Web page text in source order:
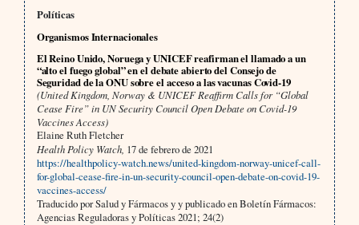
Políticas
Organismos Internacionales
El Reino Unido, Noruega y UNICEF reafirman el llamado a un
“alto el fuego global” en el debate abierto del Consejo de
Seguridad de la ONU sobre el acceso a las vacunas Covid-19
(United Kingdom, Norway & UNICEF Reaffirm Calls for “Global
Cease Fire” in UN Security Council Open Debate on Covid-19
Vaccines Access)
Elaine Ruth Fletcher
Health Policy Watch, 17 de febrero de 2021
https://healthpolicy-watch.news/united-kingdom-norway-unicef-call-
for-global-cease-fire-in-un-security-council-open-debate-on-covid-19-
vaccines-access/
Traducido por Salud y Fármacos y y publicado en Boletín Fármacos:
Agencias Reguladoras y Políticas 2021; 24(2)